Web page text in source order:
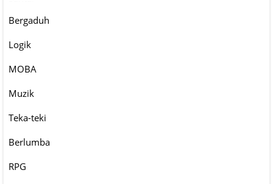
Bergaduh
Logik
MOBA
Muzik
Teka-teki
Berlumba
RPG